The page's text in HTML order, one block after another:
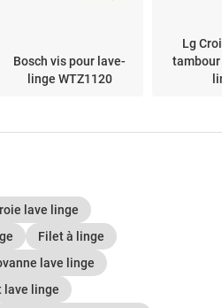
Bosch vis pour lave-
linge WTZ1120
Lg
lave linge
Filet à linge
lave linge
lave linge